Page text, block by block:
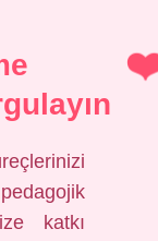
katkı